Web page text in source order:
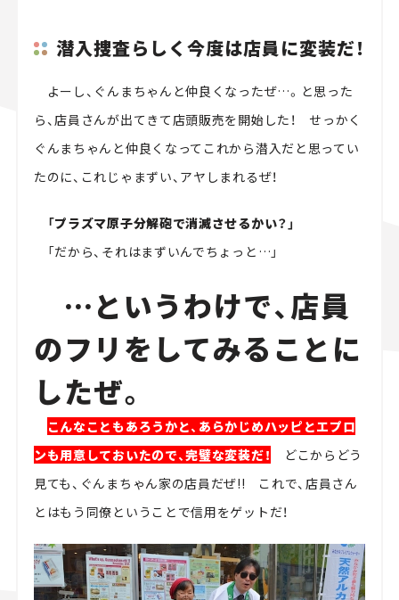
潜入捜査らしく今度は店員に変装だ！
よーし、ぐんまちゃんと仲良くなったぜ…。と思った
ら、店員さんが出てきて店頭販売を開始した！ せっかく
ぐんまちゃんと仲良くなってこれから潜入だと思ってい
たのに、これじゃまずい、アヤしまれるぜ！
「プラズマ原子分解砲で消滅させるかい？」
「だから、それはまずいんでちょっと…」
…というわけで、店員
のフリをしてみることに
したぜ。
こんなこともあろうかと、あらかじめハッピとエプロ
ンも用意しておいたので、完璧な変装だ！
どこからどう
見ても、ぐんまちゃん家の店員だぜ!! これで、店員さん
とはもう同僚ということで信用をゲットだ！